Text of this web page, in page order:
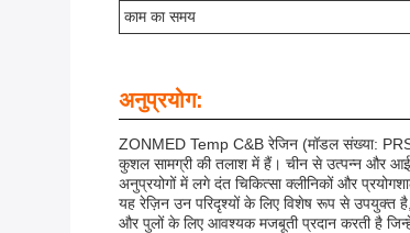
काम का समय
अनुप्रयोग:
ZONMED Temp C&B रेजिन (मॉडल संख्या:
कुशल सामग्री की तलाश में हैं। चीन से उत्पन्न और
अनुप्रयोगों में लगे दंत चिकित्सा क्लीनिकों और
यह रेज़िन उन परिदृश्यों के लिए विशेष रूप से उपयुक्त
और पुलों के लिए आवश्यक मजबूती प्रदान करती है